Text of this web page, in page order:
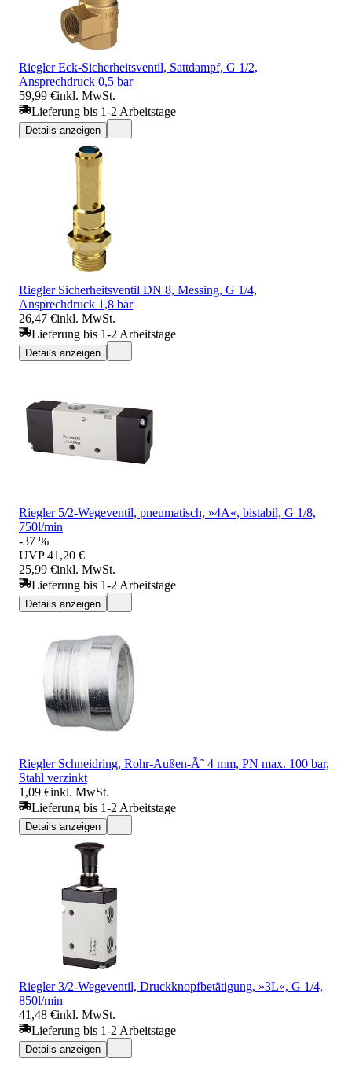
Riegler Eck-Sicherheitsventil, Sattdampf, G 1/2,
Ansprechdruck 0,5 bar
59,99 €inkl. MwSt.
Lieferung bis 1-2 Arbeitstage
Details anzeigen
Riegler Sicherheitsventil DN 8, Messing, G 1/4,
Ansprechdruck 1,8 bar
26,47 €inkl. MwSt.
Lieferung bis 1-2 Arbeitstage
Details anzeigen
Riegler 5/2-Wegeventil, pneumatisch, »4A«, bistabil, G 1/8,
750l/min
-37 %
UVP 41,20 €
25,99 €inkl. MwSt.
Lieferung bis 1-2 Arbeitstage
Details anzeigen
Riegler Schneidring, Rohr-Außen-Ã˜ 4 mm, PN max. 100 bar,
Stahl verzinkt
1,09 €inkl. MwSt.
Lieferung bis 1-2 Arbeitstage
Details anzeigen
Riegler 3/2-Wegeventil, Druckknopfbetätigung, »3L«, G 1/4,
850l/min
41,48 €inkl. MwSt.
Lieferung bis 1-2 Arbeitstage
Details anzeigen